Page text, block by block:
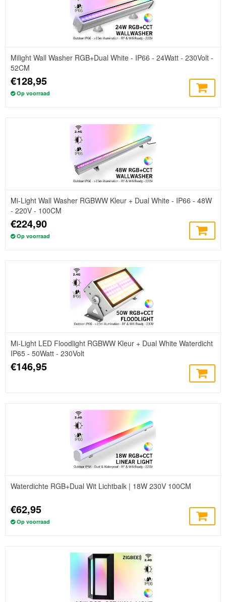
Milight Wall Washer RGB+Dual White - IP66 - 24Watt - 230Volt -
52CM
€128,95
Op voorraad
Mi-Light Wall Washer RGBWW Kleur + Dual White - IP66 - 48W
- 220V - 100CM
€224,90
Op voorraad
Mi-Light LED Floodlight RGBWW Kleur + Dual White Waterdicht
IP65 - 50Watt - 230Volt
€146,95
Waterdichte RGB+Dual Wit Lichtbalk | 18W 230V 100CM
€62,95
Op voorraad